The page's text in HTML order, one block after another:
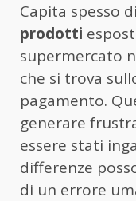
Capita spesso
prodotti
supermercato
che si trova
pagamento.
generare
essere stati
differenze
di un errore